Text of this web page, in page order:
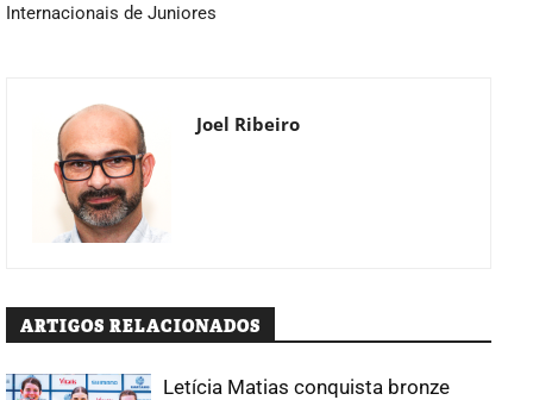
Internacionais de Juniores
Joel Ribeiro
ARTIGOS RELACIONADOS
Letícia Matias conquista bronze